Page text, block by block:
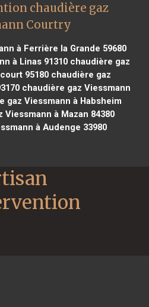
chaudière gaz
Courtry
à Ferrière la Grande 59680
à Linas 91310 chaudière gaz
95180 chaudière gaz
chaudière gaz Viessmann
gaz Viessmann à Habsheim
Viessmann à Mazan 84380
à Audenge 33980